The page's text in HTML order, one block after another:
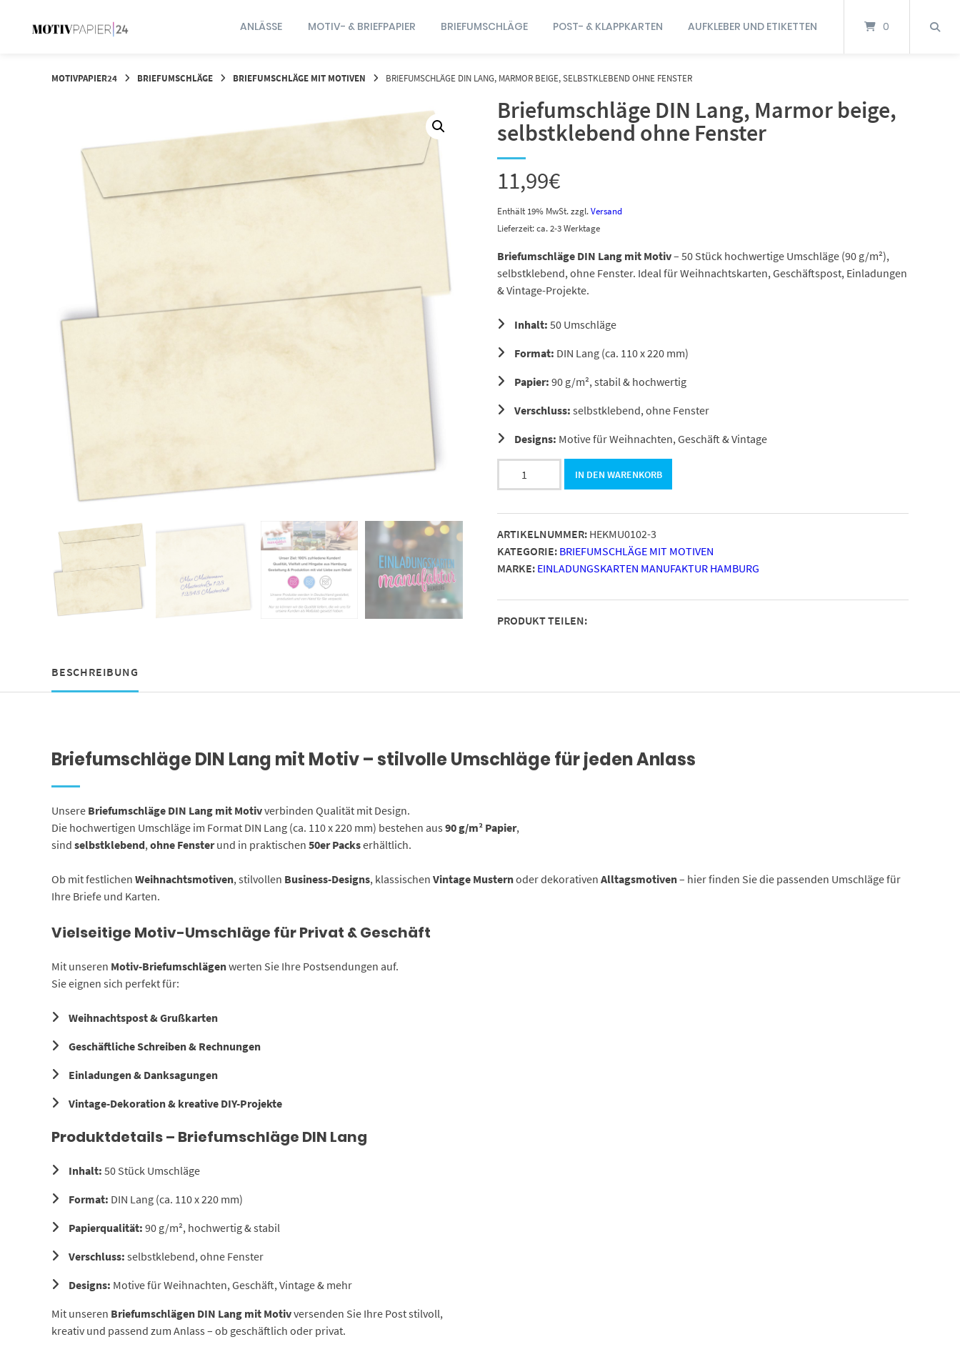
ANLÄSSE MOTIV- & BRIEFPAPIER BRIEFUMSCHLÄGE POST- & KLAPPKARTEN AUFKLEBER UND ETIKETTEN 0
MOTIVPAPIER24 BRIEFUMSCHLÄGE BRIEFUMSCHLÄGE MIT MOTIVEN BRIEFUMSCHLÄGE DIN LANG, MARMOR BEIGE, SELBSTKLEBEND OHNE FENSTER
Briefumschläge DIN Lang, Marmor beige,
selbstklebend ohne Fenster
11,99€
Enthält 19% MwSt.zzgl.Versand
Lieferzeit: ca. 2-3 Werktage
Briefumschläge DIN Lang mit Motiv– 50 Stück hochwertige Umschläge (90 g/m²),
selbstklebend, ohne Fenster. Ideal für Weihnachtskarten, Geschäftspost, Einladungen
& Vintage-Projekte.
Inhalt: 50 Umschläge
Format: DIN Lang (ca. 110 x 220 mm)
Papier: 90 g/m², stabil & hochwertig
Verschluss: selbstklebend, ohne Fenster
Designs: Motive für Weihnachten, Geschäft & Vintage
Marmor
beige,
selbstklebend
ohne
Menge
IN DEN WARENKORB
ARTIKELNUMMER: HEKMU0102-3
KATEGORIE: BRIEFUMSCHLÄGE MIT MOTIVEN
MARKE: EINLADUNGSKARTEN MANUFAKTUR HAMBURG
PRODUKT TEILEN:
BESCHREIBUNG
Briefumschläge DIN Lang mit Motiv – stilvolle Umschläge für jeden Anlass
Unsere Briefumschläge DIN Lang mit Motivverbinden Qualität mit Design.
Die hochwertigen Umschläge im Format DIN Lang (ca. 110 x 220 mm) bestehen aus 90 g/m² Papier,
sind selbstklebend,ohne Fensterund in praktischen 50er Packserhältlich.
Ob mit festlichen Weihnachtsmotiven, stilvollen Business-Designs, klassischen Vintage Musternoder dekorativen Alltagsmotiven– hier finden Sie die passenden Umschläge für
Ihre Briefe und Karten.
Vielseitige Motiv-Umschläge für Privat & Geschäft
Mit unseren Motiv-Briefumschlägenwerten Sie Ihre Postsendungen auf.
Sie eignen sich perfekt für:
Weihnachtspost & Grußkarten
Geschäftliche Schreiben & Rechnungen
Einladungen & Danksagungen
Vintage-Dekoration & kreative DIY-Projekte
Produktdetails – Briefumschläge DIN Lang
Inhalt: 50 Stück Umschläge
Format: DIN Lang (ca. 110 x 220 mm)
Papierqualität: 90 g/m², hochwertig & stabil
Verschluss: selbstklebend, ohne Fenster
Designs: Motive für Weihnachten, Geschäft, Vintage & mehr
Mit unseren Briefumschlägen DIN Lang mit Motivversenden Sie Ihre Post stilvoll,
kreativ und passend zum Anlass – ob geschäftlich oder privat.